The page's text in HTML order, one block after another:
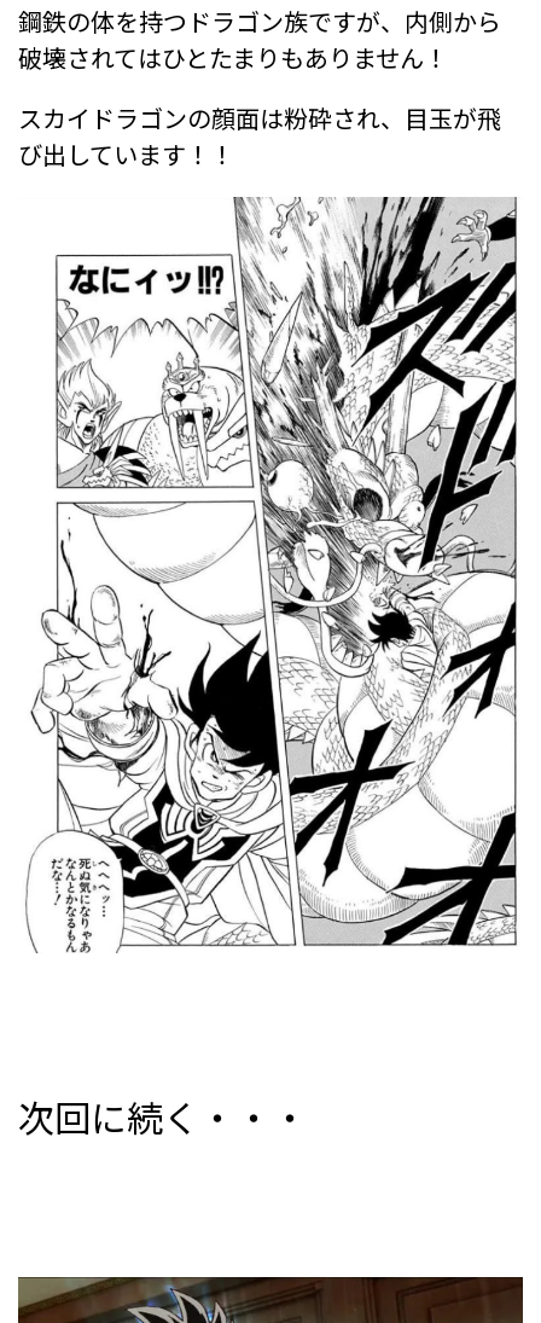
鋼鉄の体を持つドラゴン族ですが、内側から
破壊されてはひとたまりもありません！
スカイドラゴンの顔面は粉砕され、目玉が飛
び出しています！！
次回に続く・・・